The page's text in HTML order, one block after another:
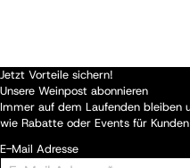
Jetzt Vorteile sichern!
Unsere Weinpost abonnieren
Immer auf dem Laufenden bleiben
wie Rabatte oder Events für
E-Mail Adresse